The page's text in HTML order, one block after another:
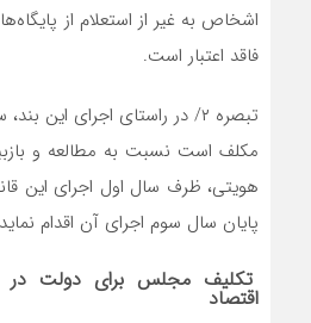
اشخاص به غیر از استعلام از
فاقد اعتبار است.
تبصره ۲/ در راستای اجرای این
مکلف است نسبت به مطالعه و
هویتی، ظرف سال اول اجرای این
پایان سال سوم اجرای آن اقدام
تکلیف مجلس برای دولت در
اقتصاد